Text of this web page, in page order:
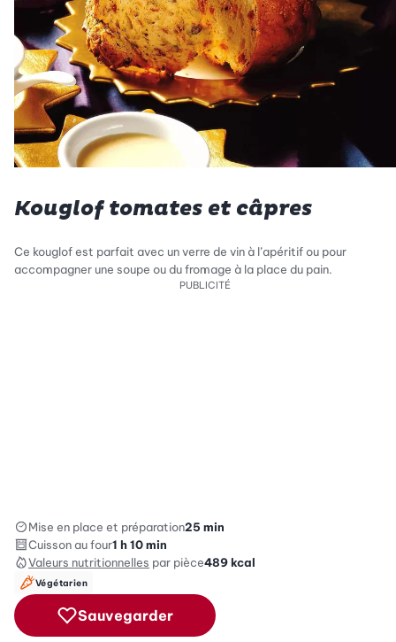
Kouglof tomates et câpres
Ce kouglof est parfait avec un verre de vin à l’apéritif ou pour
accompagner une soupe ou du fromage à la place du pain.
PUBLICITÉ
Mise en place et préparation25 min
Cuisson au four1 h 10 min
Valeurs nutritionnelles par pièce489kcal
Végétarien
Sauvegarder